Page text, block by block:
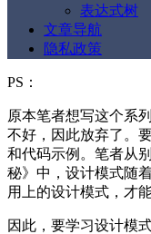
表达式树
文章导航
隐私政策
PS：
原本笔者想写这个系
不好，因此放弃了。
和代码示例。笔者从
秘》中，设计模式随
用上的设计模式，才
因此，要学习设计模